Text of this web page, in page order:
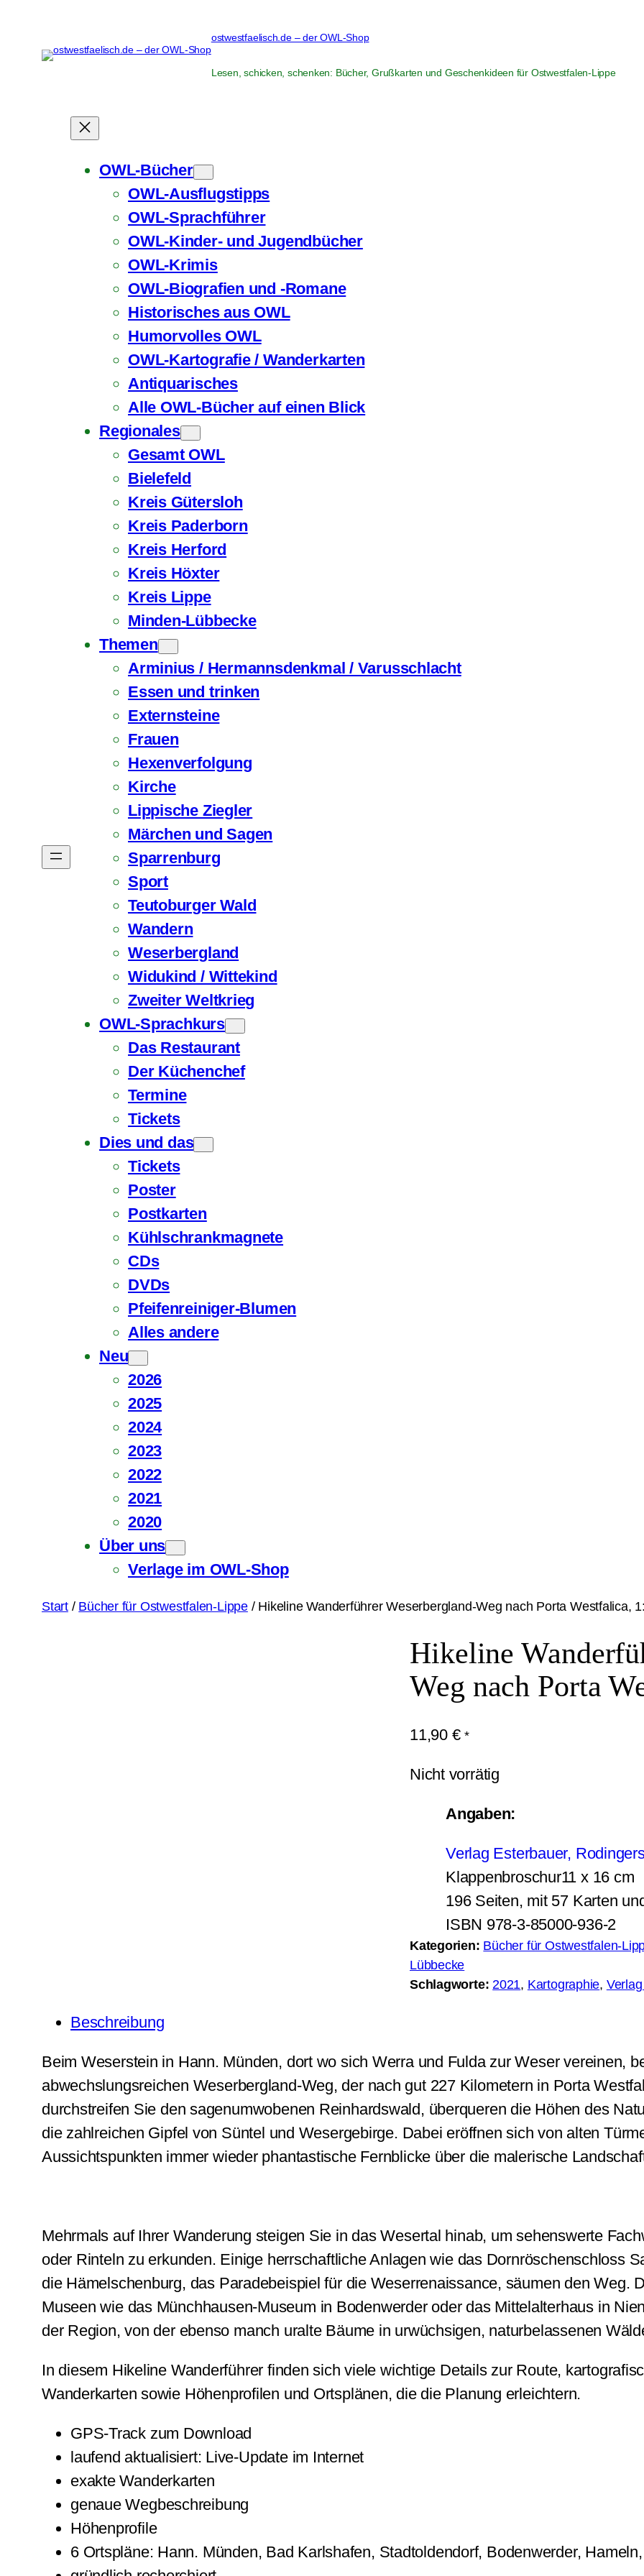
springen
ostwestfaelisch.de – der OWL-Shop
Lesen, schicken, schenken: Bücher, Grußkarten und Geschenkideen für Ostwestfalen-Lippe
OWL-Bücher
OWL-Ausflugstipps
OWL-Sprachführer
OWL-Kinder- und Jugendbücher
OWL-Krimis
OWL-Biografien und -Romane
Historisches aus OWL
Humorvolles OWL
OWL-Kartografie / Wanderkarten
Antiquarisches
Alle OWL-Bücher auf einen Blick
Regionales
Gesamt OWL
Bielefeld
Kreis Gütersloh
Kreis Paderborn
Kreis Herford
Kreis Höxter
Kreis Lippe
Minden-Lübbecke
Themen
Arminius / Hermannsdenkmal / Varusschlacht
Essen und trinken
Externsteine
Frauen
Hexenverfolgung
Kirche
Lippische Ziegler
Märchen und Sagen
Sparrenburg
Sport
Teutoburger Wald
Wandern
Weserbergland
Widukind / Wittekind
Zweiter Weltkrieg
OWL-Sprachkurs
Das Restaurant
Der Küchenchef
Termine
Tickets
Dies und das
Tickets
Poster
Postkarten
Kühlschrankmagnete
CDs
DVDs
Pfeifenreiniger-Blumen
Alles andere
Neu
2026
2025
2024
2023
2022
2021
2020
Über uns
Verlage im OWL-Shop
Start/ Bücher für Ostwestfalen-Lippe/ Hikeline Wanderführer Weserbergland-Weg nach Porta Westfalica,
Hikeline
Weg nach Porta
11,90 € *
Nicht vorrätig
Angaben:
Verlag Esterbauer,
Klappenbroschur11 x 16 cm
196 Seiten, mit 57 Karten
ISBN 978-3-85000-936-2
Kategorien: Bücher für Ostwestfalen-
Lübbecke
Schlagworte: 2021, Kartographie,
Beschreibung
Beim Weserstein in Hann. Münden, dort wo sich Werra und Fulda zur Weser vereinen,
abwechslungsreichen Weserbergland-Weg, der nach gut 227 Kilometern in Porta
durchstreifen Sie den sagenumwobenen Reinhardswald, überqueren die Höhen des
die zahlreichen Gipfel von Süntel und Wesergebirge. Dabei eröffnen sich von alten
Aussichtspunkten immer wieder phantastische Fernblicke über die malerische
Mehrmals auf Ihrer Wanderung steigen Sie in das Wesertal hinab, um sehenswerte
oder Rinteln zu erkunden. Einige herrschaftliche Anlagen wie das Dornröschenschloss
die Hämelschenburg, das Paradebeispiel für die Weserrenaissance, säumen den Weg.
Museen wie das Münchhausen-Museum in Bodenwerder oder das Mittelalterhaus in
der Region, von der ebenso manch uralte Bäume in urwüchsigen, naturbelassenen
In diesem Hikeline Wanderführer finden sich viele wichtige Details zur Route,
Wanderkarten sowie Höhenprofilen und Ortsplänen, die die Planung erleichtern.
GPS-Track zum Download
laufend aktualisiert: Live-Update im Internet
exakte Wanderkarten
genaue Wegbeschreibung
Höhenprofile
6 Ortspläne: Hann. Münden, Bad Karlshafen, Stadtoldendorf, Bodenwerder,